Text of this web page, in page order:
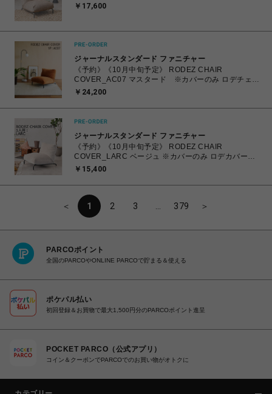
￥17,600
ジャーナルスタンダード ファニチャー
《予約》《10月中旬予定》 RODEZ CHAIR
COVER_AC07 マスタード ※カバーのみ ロデチェア
カバー (086) 700
￥24,200
ジャーナルスタンダード ファニチャー
《予約》《10月中旬予定》 RODEZ CHAIR
COVER_LARC ベージュ ※カバーのみ ロデカバー
（027） 700
￥15,400
＜ 1 2 3 379 ＞
PARCOポイント
全国のPARCOやONLINE PARCOで貯まる＆使える
ポケパル払い
初回登録＆お買物で最大1,500円分のPARCOポイント進呈
POCKET PARCO（公式アプリ）
コイン＆クーポンでPARCOでのお買い物がオトクに